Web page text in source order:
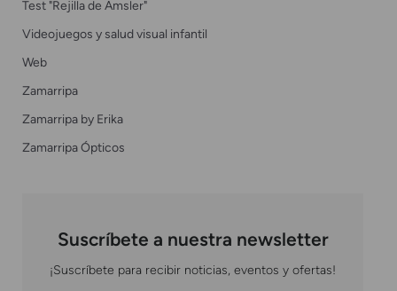
Test "Rejilla de Amsler"
Videojuegos y salud visual infantil
Web
Zamarripa
Zamarripa by Erika
Zamarripa Ópticos
Suscríbete a nuestra newsletter
¡Suscríbete para recibir noticias, eventos y ofertas!